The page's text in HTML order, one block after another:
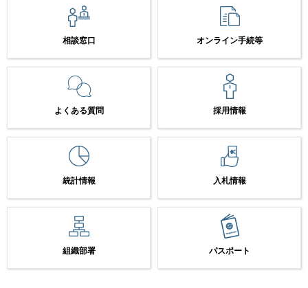
相談窓口 オンライン手続等
よくある質問 採用情報
統計情報 入札情報
組織部署 パスポート